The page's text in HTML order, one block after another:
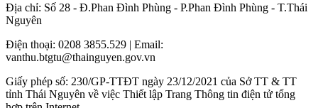
Địa chỉ: Số 28 - Đ.Phan Đình Phùng - P.Phan Đình Phùng - T.Thái
Nguyên
Điện thoại: 0208 3855.529 | Email:
vanthu.btgtu@thainguyen.gov.vn
Giấy phép số: 230/GP-TTĐT ngày 23/12/2021 của Sở TT & TT
tỉnh Thái Nguyên về việc Thiết lập Trang Thông tin điện tử tổng